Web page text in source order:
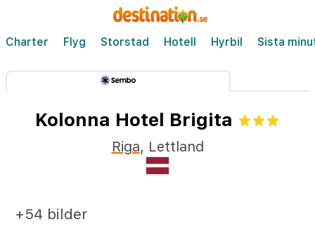
Charter Flyg Storstad Hotell Hyrbil Sista
Kolonna Hotel Brigita
Riga, Lettland
+54 bilder